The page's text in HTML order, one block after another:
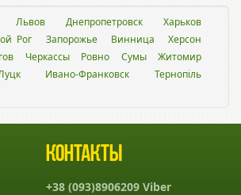
Львов Днепропетровск
Харьков
Рог Запорожье Винница
Херсон
Черкассы Ровно Сумы
Житомир
Ивано-Франковск
Тернопіль
Контакты
+38 (093)8906209 Viber